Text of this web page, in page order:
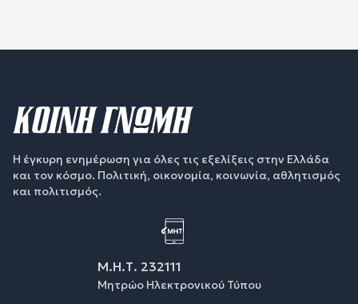
Η έγκυρη ενημέρωση για όλες τις εξελίξεις στην Ελλάδα
και τον κόσμο. Πολιτική, οικονομία, κοινωνία, αθλητισμός
και πολιτισμός.
Μ.Η.Τ. 232111
Μητρώο Ηλεκτρονικού Τύπου